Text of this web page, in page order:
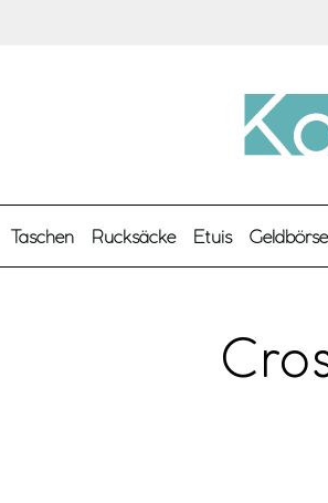
Taschen Rucksäcke Etuis